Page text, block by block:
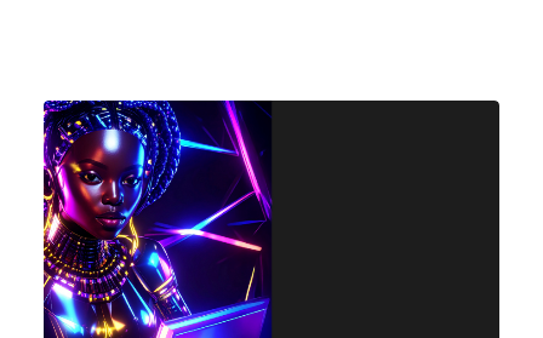
La Cité au quotidien
Infos pratiques / Contact
Recherche